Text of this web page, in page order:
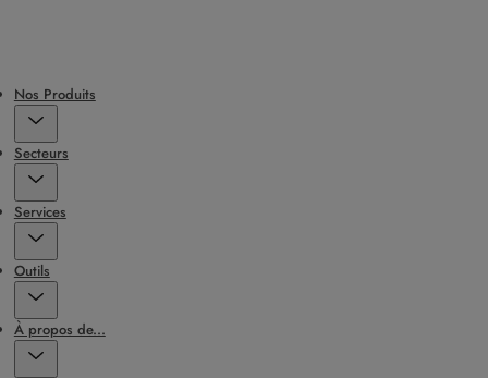
Nos Produits
Secteurs
Services
Outils
À propos de...